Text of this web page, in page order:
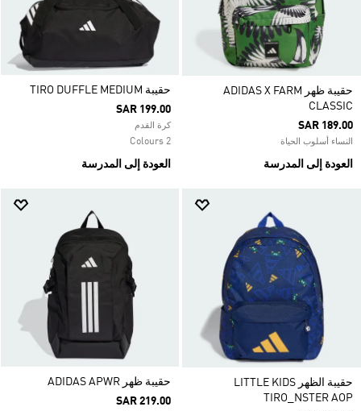
حقيبة ظهر ADIDAS X FARM
CLASSIC
SAR 189.00
النساء أسلوب الحياة
العودة إلى المدرسة
حقيبة TIRO DUFFLE MEDIUM
SAR 199.00
كرة القدم
2 Colours
العودة إلى المدرسة
حقيبة الظهر LITTLE KIDS
TIRO_NSTER AOP
حقيبة ظهر ADIDAS APWR
SAR 219.00